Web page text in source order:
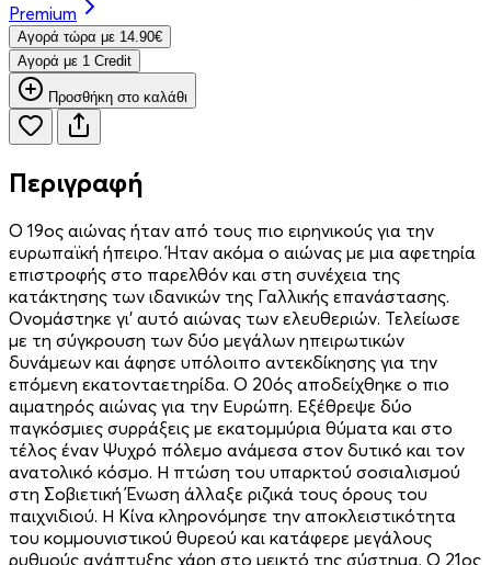
Premium
Aγορά τώρα με 14.90€
Aγορά με 1 Credit
Προσθήκη στο καλάθι
Περιγραφή
Ο 19ος αιώνας ήταν από τους πιο ειρηνικούς για την
ευρωπαϊκή ήπειρο. Ήταν ακόμα ο αιώνας με μια αφετηρία
επιστροφής στο παρελθόν και στη συνέχεια της
κατάκτησης των ιδανικών της Γαλλικής επανάστασης.
Ονομάστηκε γι' αυτό αιώνας των ελευθεριών. Τελείωσε
με τη σύγκρουση των δύο μεγάλων ηπειρωτικών
δυνάμεων και άφησε υπόλοιπο αντεκδίκησης για την
επόμενη εκατονταετηρίδα. Ο 20ός αποδείχθηκε ο πιο
αιματηρός αιώνας για την Ευρώπη. Εξέθρεψε δύο
παγκόσμιες συρράξεις με εκατομμύρια θύματα και στο
τέλος έναν Ψυχρό πόλεμο ανάμεσα στον δυτικό και τον
ανατολικό κόσμο. Η πτώση του υπαρκτού σοσιαλισμού
στη Σοβιετική Ένωση άλλαξε ριζικά τους όρους του
παιχνιδιού. Η Κίνα κληρονόμησε την αποκλειστικότητα
του κομμουνιστικού θυρεού και κατάφερε μεγάλους
ρυθμούς ανάπτυξης χάρη στο μεικτό της σύστημα. Ο 21ος